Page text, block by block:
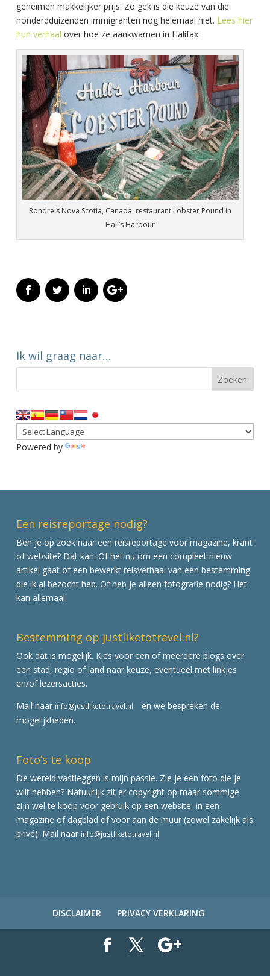
geheimen makkelijker prijs. Zo gek is die keuze van die
honderdduizenden immigranten nog helemaal niet. Lees hier
hun verhaal over hoe ze aankwamen in Halifax
Rondreis Nova Scotia, Canada: restaurant Lobster Pound in
Hall’s Harbour
Ik wil graag naar…
Powered by
Een reisreportage nodig?
Ben je op zoek naar een reisreportage voor magazine, krant
of website? Dat kan. Of het nu om een compleet nieuw
artikel gaat of een bewerkt reisverhaal van een bestemming
die ik al bezocht heb. Of heb je alleen fotografie nodig? Het
kan allemaal.
Bestemming op justliketotravel.nl?
Ook dat is mogelijk. Kies voor een of meerdere blogs over
een stad, regio of land naar keuze, eventueel met linkjes
en/of lezersacties.
Mail naar info@justliketotravel.nl
en we bespreken de
mogelijkheden.
Foto’s te koop
De wereld vastleggen is mijn passie. Zie je een foto die je
wilt hebben? Natuurlijk zit er copyright op maar sommige
zijn wel te koop voor gebruik op een website, in een
magazine of dagblad of voor aan de muur (zowel zakelijk als
privé). Mail naar info@justliketotravel.nl
DISCLAIMER PRIVACY VERKLARING